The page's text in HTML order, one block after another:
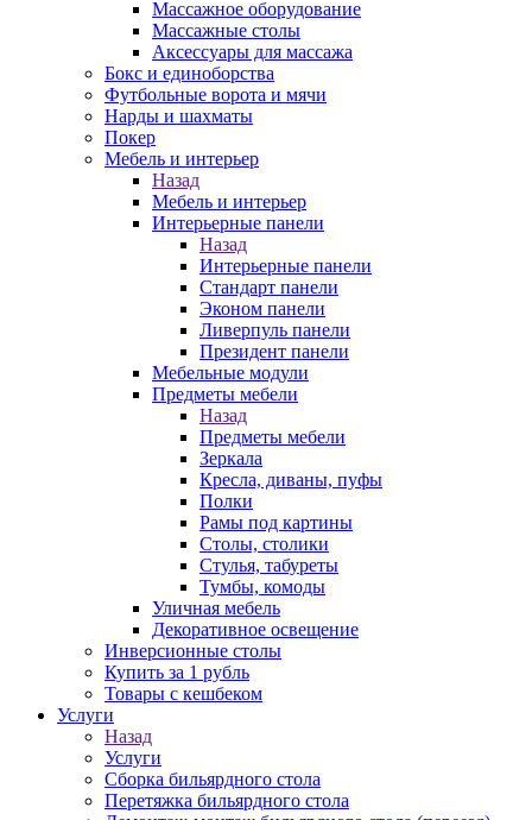
Массажное оборудование
Массажные столы
Аксессуары для массажа
Бокс и единоборства
Футбольные ворота и мячи
Нарды и шахматы
Покер
Мебель и интерьер
Назад
Мебель и интерьер
Интерьерные панели
Назад
Интерьерные панели
Стандарт панели
Эконом панели
Ливерпуль панели
Президент панели
Мебельные модули
Предметы мебели
Назад
Предметы мебели
Зеркала
Кресла, диваны, пуфы
Полки
Рамы под картины
Столы, столики
Стулья, табуреты
Тумбы, комоды
Уличная мебель
Декоративное освещение
Инверсионные столы
Купить за 1 рубль
Товары с кешбеком
Услуги
Назад
Услуги
Сборка бильярдного стола
Перетяжка бильярдного стола